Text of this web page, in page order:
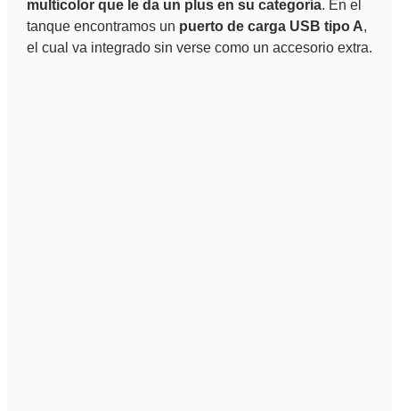
multicolor que le da un plus en su categoría. En el
tanque encontramos un puerto de carga USB tipo A,
el cual va integrado sin verse como un accesorio extra.